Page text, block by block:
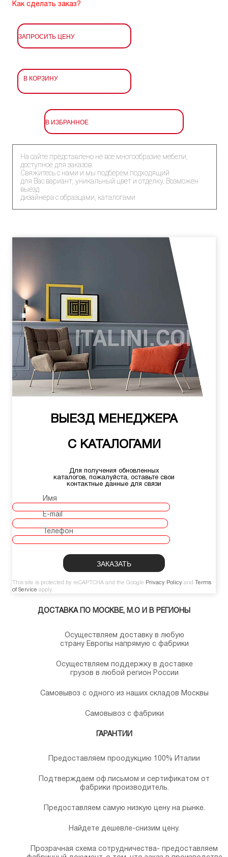
Как сделать заказ?
ЗАПРОСИТЬ ЦЕНУ
В КОРЗИНУ
В ИЗБРАННОЕ
На сайте представлено не все многообразие мебели,
доступное для заказов.
Свяжитесь с нами и мы подберем подходящий
для Вас вариант, уникальный цвет и отделку. Возможен
выезд
дизайнера с образцами, каталогами
ВЫЕЗД МЕНЕДЖЕРА
С КАТАЛОГАМИ
Для получения обновленных
каталогов, пожалуйста, оставьте свои
контактные данные для связи
Имя
E-mail
Телефон
This site is protected by reCAPTCHA and the Google Privacy Policy and
Terms
of Service apply.
ДОСТАВКА ПО МОСКВЕ, М.О И В РЕГИОНЫ
Осуществляем доставку в любую
страну Европы напрямую с фабрики
Осуществляем поддержку в доставке
грузов в любой регион России
Самовывоз с одного из наших складов Москвы
Самовывоз с фабрики
ГАРАНТИИ
Предоставляем проодукцию 100% Италии
Подтверждаем оф.письмом и сертификатом от
фабрики производитель.
Предоставляем самую низкую цену на рынке.
Найдете дешевле-снизим цену.
Прозрачная схема сотрудничества- предоставляем